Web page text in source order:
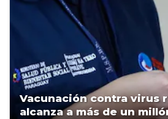
Vacunación contra virus
alcanza a más de un